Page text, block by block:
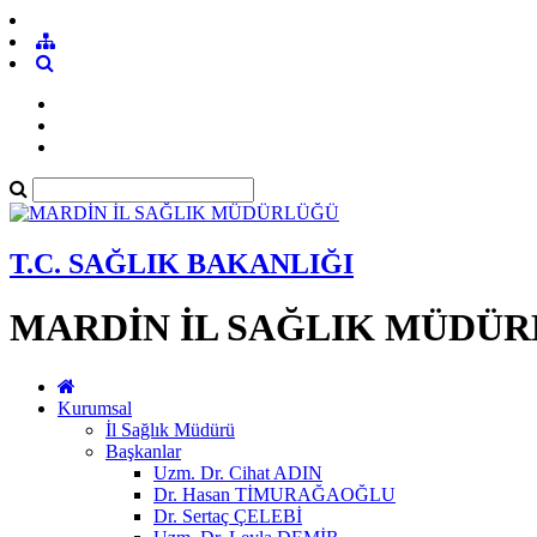
T.C. SAĞLIK BAKANLIĞI
MARDİN İL SAĞLIK
Kurumsal
İl Sağlık Müdürü
Başkanlar
Uzm. Dr. Cihat ADIN
Dr. Hasan TİMURAĞAOĞLU
Dr. Sertaç ÇELEBİ